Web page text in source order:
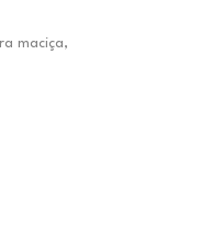
maciça,